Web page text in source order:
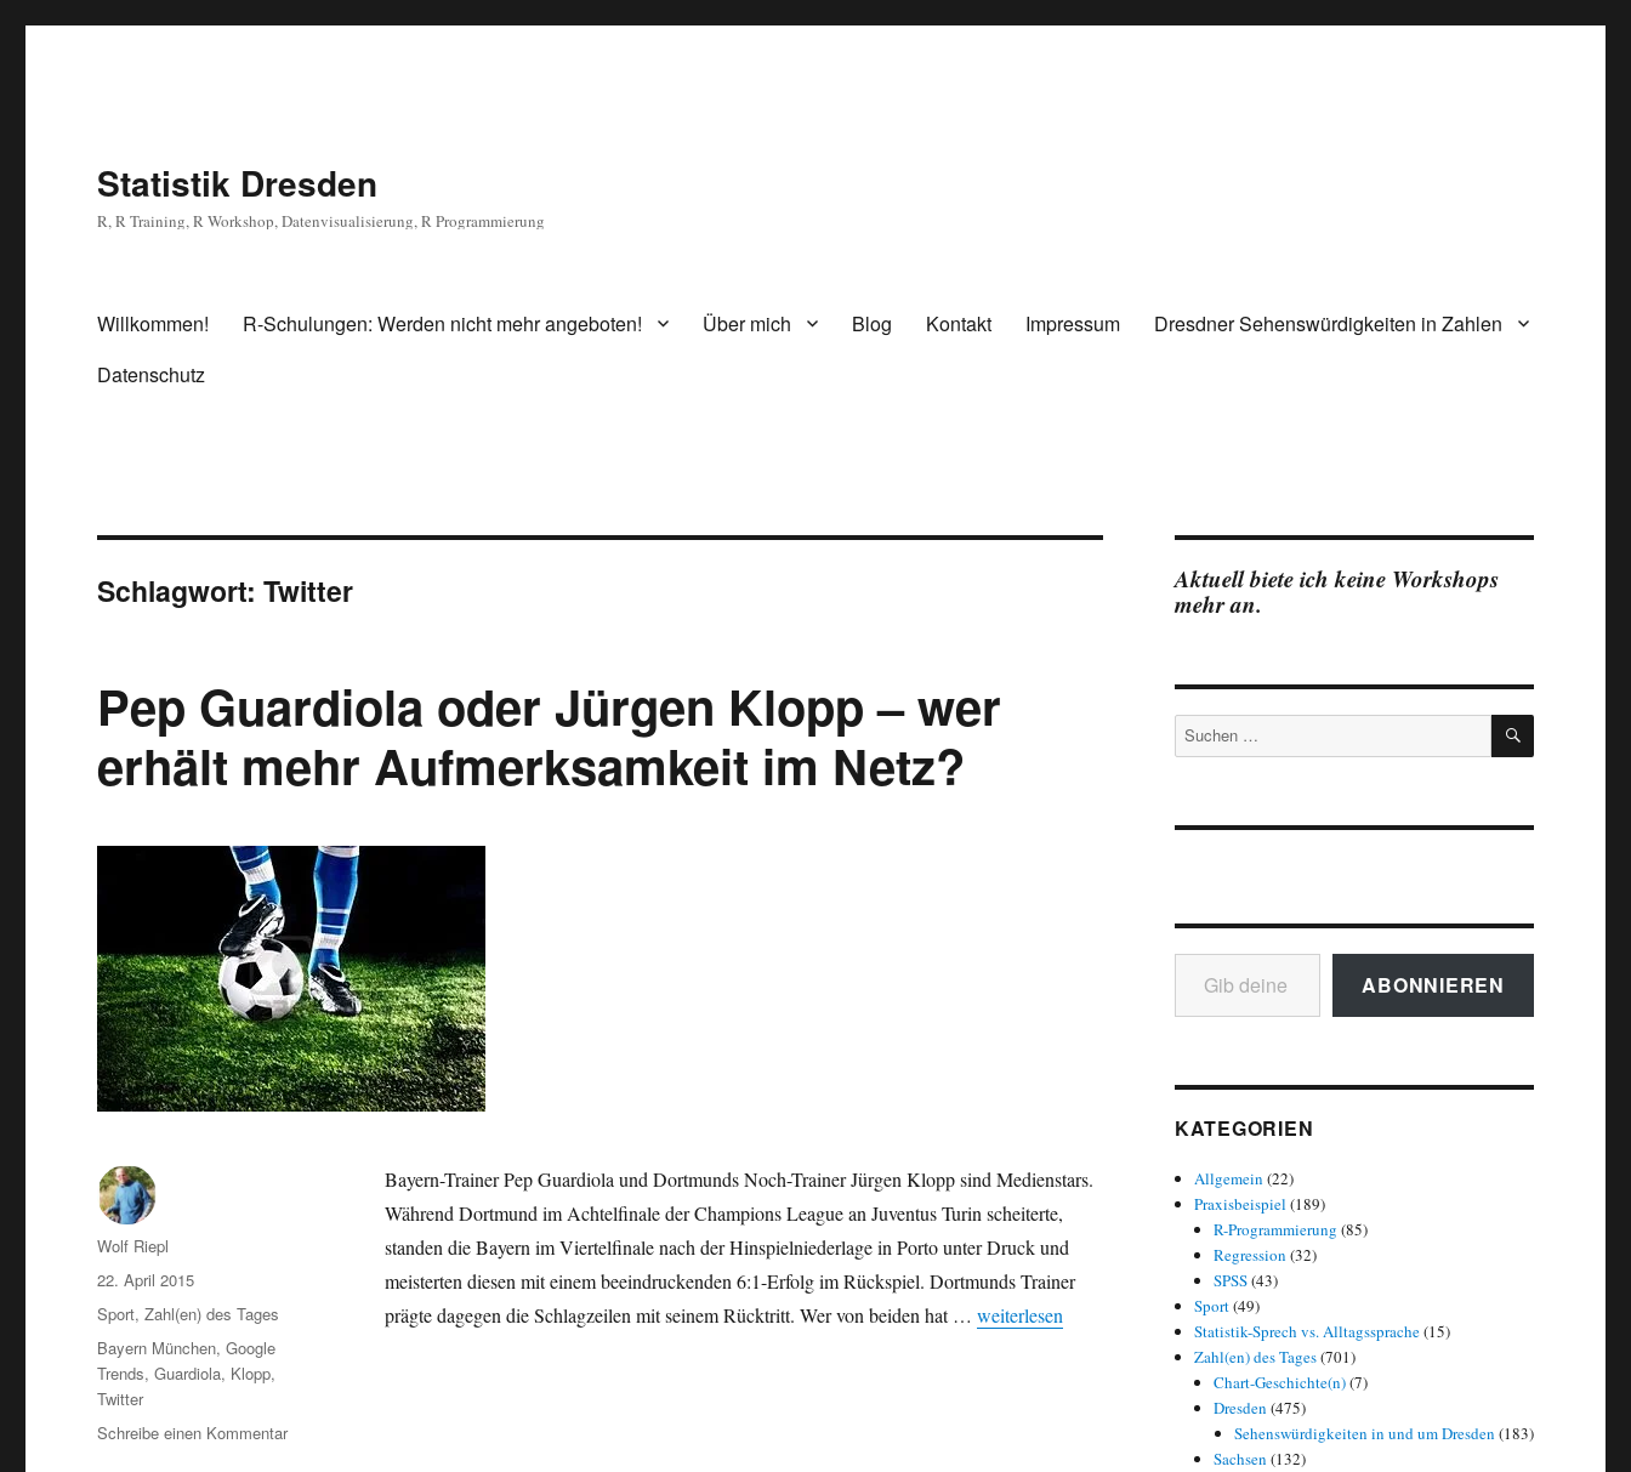
Statistik Dresden
R, R Training, R Workshop, Datenvisualisierung, R Programmierung
Willkommen! R-Schulungen: Werden nicht mehr angeboten! Über mich Blog Kontakt Impressum
Dresdner Sehenswürdigkeiten in Zahlen
Datenschutz
Schlagwort:Twitter
Pep Guardiola oder Jürgen Klopp – wer
erhält mehr Aufmerksamkeit im Netz?
Bayern-Trainer Pep Guardiola und Dortmunds Noch-Trainer Jürgen Klopp sind Medienstars.
Während Dortmund im Achtelfinale der Champions League an Juventus Turin scheiterte,
standen die Bayern im Viertelfinale nach der Hinspielniederlage in Porto unter Druck und
meisterten diesen mit einem beeindruckenden 6:1-Erfolg im Rückspiel. Dortmunds Trainer
prägte dagegen die Schlagzeilen mit seinem Rücktritt. Wer von beiden hat … „Pep Guardiola oder Jürgen Klopp – wer erhält mehr Aufmerksamkeit im Netz?“
weiterlesen
Autor
Wolf Riepl
Veröffentlicht
am
22. April 2015
Kategorien
Sport,Zahl(en) des Tages
Schlagwörter
Bayern München,Google
Trends,Guardiola, Klopp,
Twitter
Schreibe einen Kommentarzu
Aktuell biete ich keine Workshops
mehr an.
Suchen
nach:
SUCHEN
Gib deine E-Mail-Adresse ein ...
ABONNIEREN
KATEGORIEN
Allgemein (22)
Praxisbeispiel (189)
R-Programmierung (85)
Regression (32)
SPSS(43)
Sport(49)
Statistik-Sprech vs. Alltagssprache(15)
Zahl(en) des Tages(701)
Chart-Geschichte(n)(7)
Dresden (475)
Sehenswürdigkeiten in und um Dresden (183)
Sachsen (132)